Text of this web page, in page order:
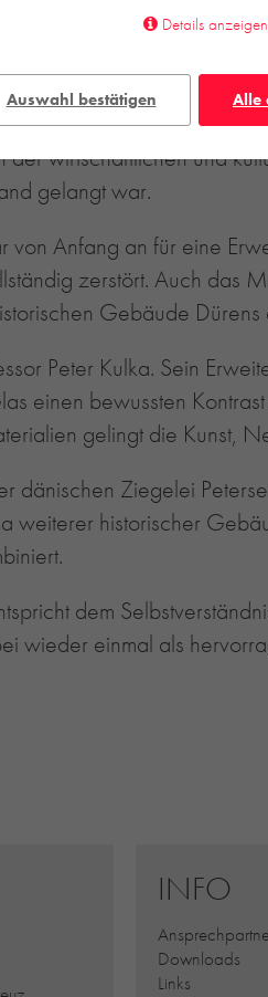
wirtschaftlichen und
gelangt war.
Anfang an für eine
zerstört. Auch das
Gebäude
Peter Kulka. Sein
einen bewussten
gelingt die Kunst,
dänischen Ziegelei
weiterer historischer
dem
wieder einmal als
INFO
Downloads
Links
Details
Auswahl bestätigen Alle